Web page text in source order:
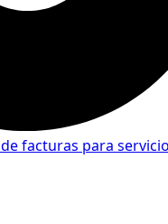
facturas para